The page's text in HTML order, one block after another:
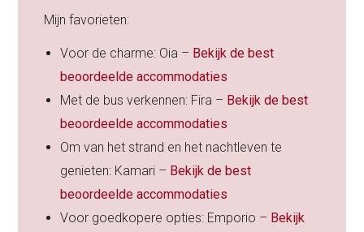
Mijn favorieten:
Voor de charme: Oia – Bekijk de best
beoordeelde accommodaties
Met de bus verkennen: Fira – Bekijk de best
beoordeelde accommodaties
Om van het strand en het nachtleven te
genieten: Kamari – Bekijk de best
beoordeelde accommodaties
Voor goedkopere opties: Emporio – Bekijk